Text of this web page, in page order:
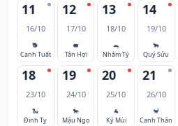
11
16/10
🐕
Canh Tuất
12
17/10
🐖
Tân Hợi
13
18/10
🐀
Nhâm Tý
14
19/10
🐂
Quý Sửu
18
23/10
🐍
Đinh Tỵ
19
24/10
🐎
Mậu Ngọ
20
25/10
🐐
Kỷ Mùi
21
26/10
🐒
Canh Thân